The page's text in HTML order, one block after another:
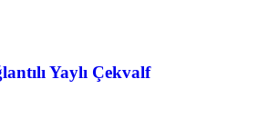
Yaylı Çekvalf